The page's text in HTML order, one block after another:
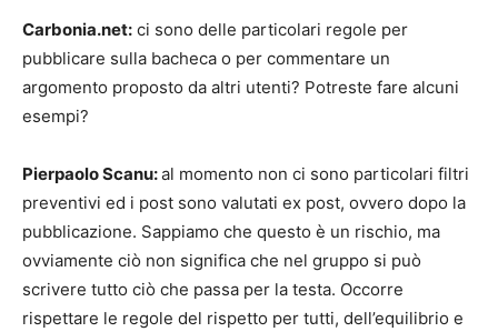
Carbonia.net: ci sono delle particolari regole per
pubblicare sulla bacheca o per commentare un
argomento proposto da altri utenti? Potreste fare alcuni
esempi?
Pierpaolo Scanu:al momento non ci sono particolari filtri
preventivi ed i post sono valutati ex post, ovvero dopo la
pubblicazione. Sappiamo che questo è un rischio, ma
ovviamente ciò non significa che nel gruppo si può
scrivere tutto ciò che passa per la testa. Occorre
rispettare le regole del rispetto per tutti, dell’equilibrio e